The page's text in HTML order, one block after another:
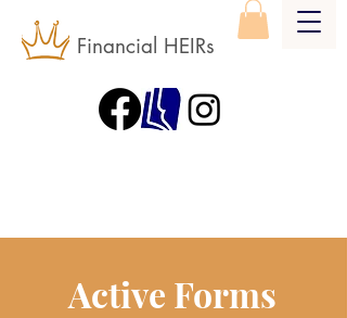
Financial HEIRs
Active Forms